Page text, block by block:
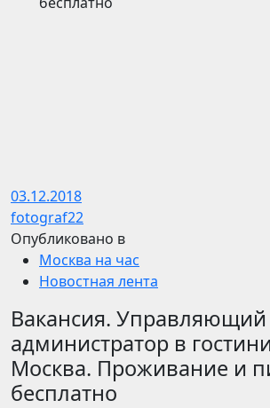
03.12.2018
fotograf22
Опубликовано в
Москва на час
Новостная лента
Вакансия. Управляющий
администратор в
Москва. Проживание и
бесплатно